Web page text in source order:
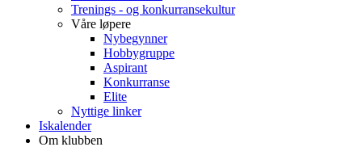
Trenings - og konkurransekultur
Våre løpere
Nybegynner
Hobbygruppe
Aspirant
Konkurranse
Elite
Nyttige linker
Iskalender
Om klubben